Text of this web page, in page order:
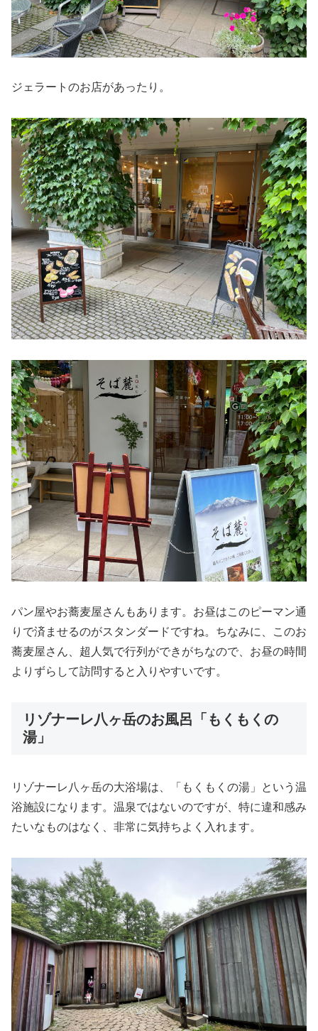
ジェラートのお店があったり。
パン屋やお蕎麦屋さんもあります。お昼はこのピーマン通
りで済ませるのがスタンダードですね。ちなみに、このお
蕎麦屋さん、超人気で行列ができがちなので、お昼の時間
よりずらして訪問すると入りやすいです。
リゾナーレ八ヶ岳のお風呂「もくもくの
湯」
リゾナーレ八ヶ岳の大浴場は、「もくもくの湯」という温
浴施設になります。温泉ではないのですが、特に違和感み
たいなものはなく、非常に気持ちよく入れます。